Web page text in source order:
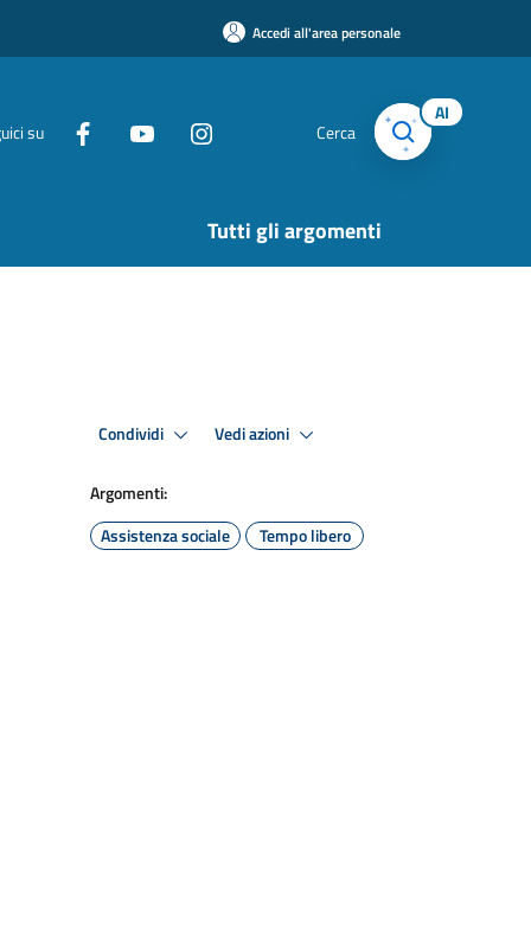
Accedi all'area personale
su Cerca
AI
Tutti gli argomenti
Condividi Vedi azioni
Argomenti:
Assistenza sociale
Tempo libero